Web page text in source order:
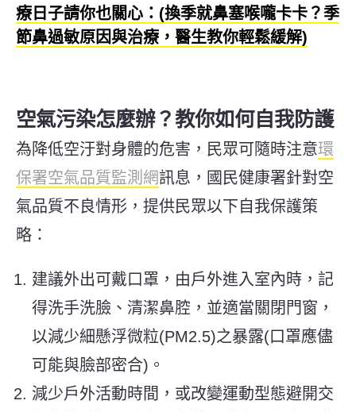
療日子請你也關心：(換季就鼻塞喉嚨卡卡？季
節鼻過敏原因與治療，醫生教你輕鬆緩解)
空氣污染怎麼辦？教你如何自我防護
為降低空汙對身體的危害，民眾可隨時注意環
保署空氣品質監測網訊息，國民健康署針對空
氣品質不良情形，提供民眾以下自我保護策
略：
建議外出可戴口罩，由戶外進入室內時，記
得洗手洗臉、清潔鼻腔，並適當關閉門窗，
以減少細懸浮微粒(PM2.5)之暴露(口罩應儘
可能與臉部密合)。
減少戶外活動時間，或改變運動型態避開交